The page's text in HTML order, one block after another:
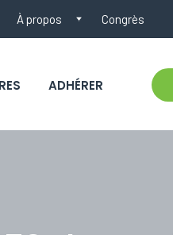
À propos Congrès
ADHÉRER